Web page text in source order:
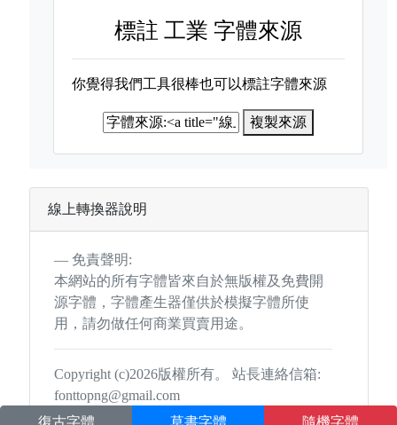
標註工業 字體來源
你覺得我們工具很棒也可以標註字體來源
複製來源
線上轉換器說明
免責聲明:
本網站的所有字體皆來自於無版權及免費開
源字體，字體產生器僅供於模擬字體所使
用，請勿做任何商業買賣用途。
Copyright (c)2026版權所有。 站長連絡信箱:
fonttopng@gmail.com
復古字體
草書字體 隨機字體